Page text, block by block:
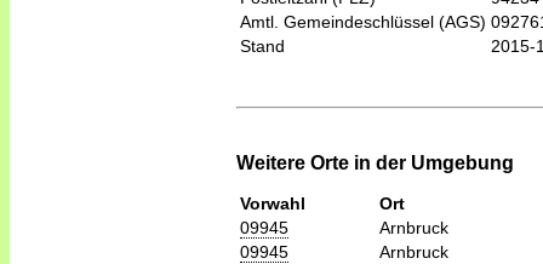
Amtl. Gemeindeschlüssel (AGS)
Stand
2015-
Weitere Orte in der Umgebung
Vorwahl
Ort
09945
Arnbruck
09945
Arnbruck